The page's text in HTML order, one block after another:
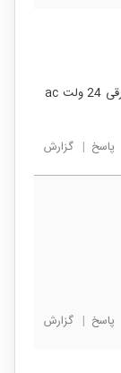
ایا رله های این برد توان قطع و وصل کردن شیر برقی 24 ولت ac
پاسخ | گزارش
پاسخ | گزارش